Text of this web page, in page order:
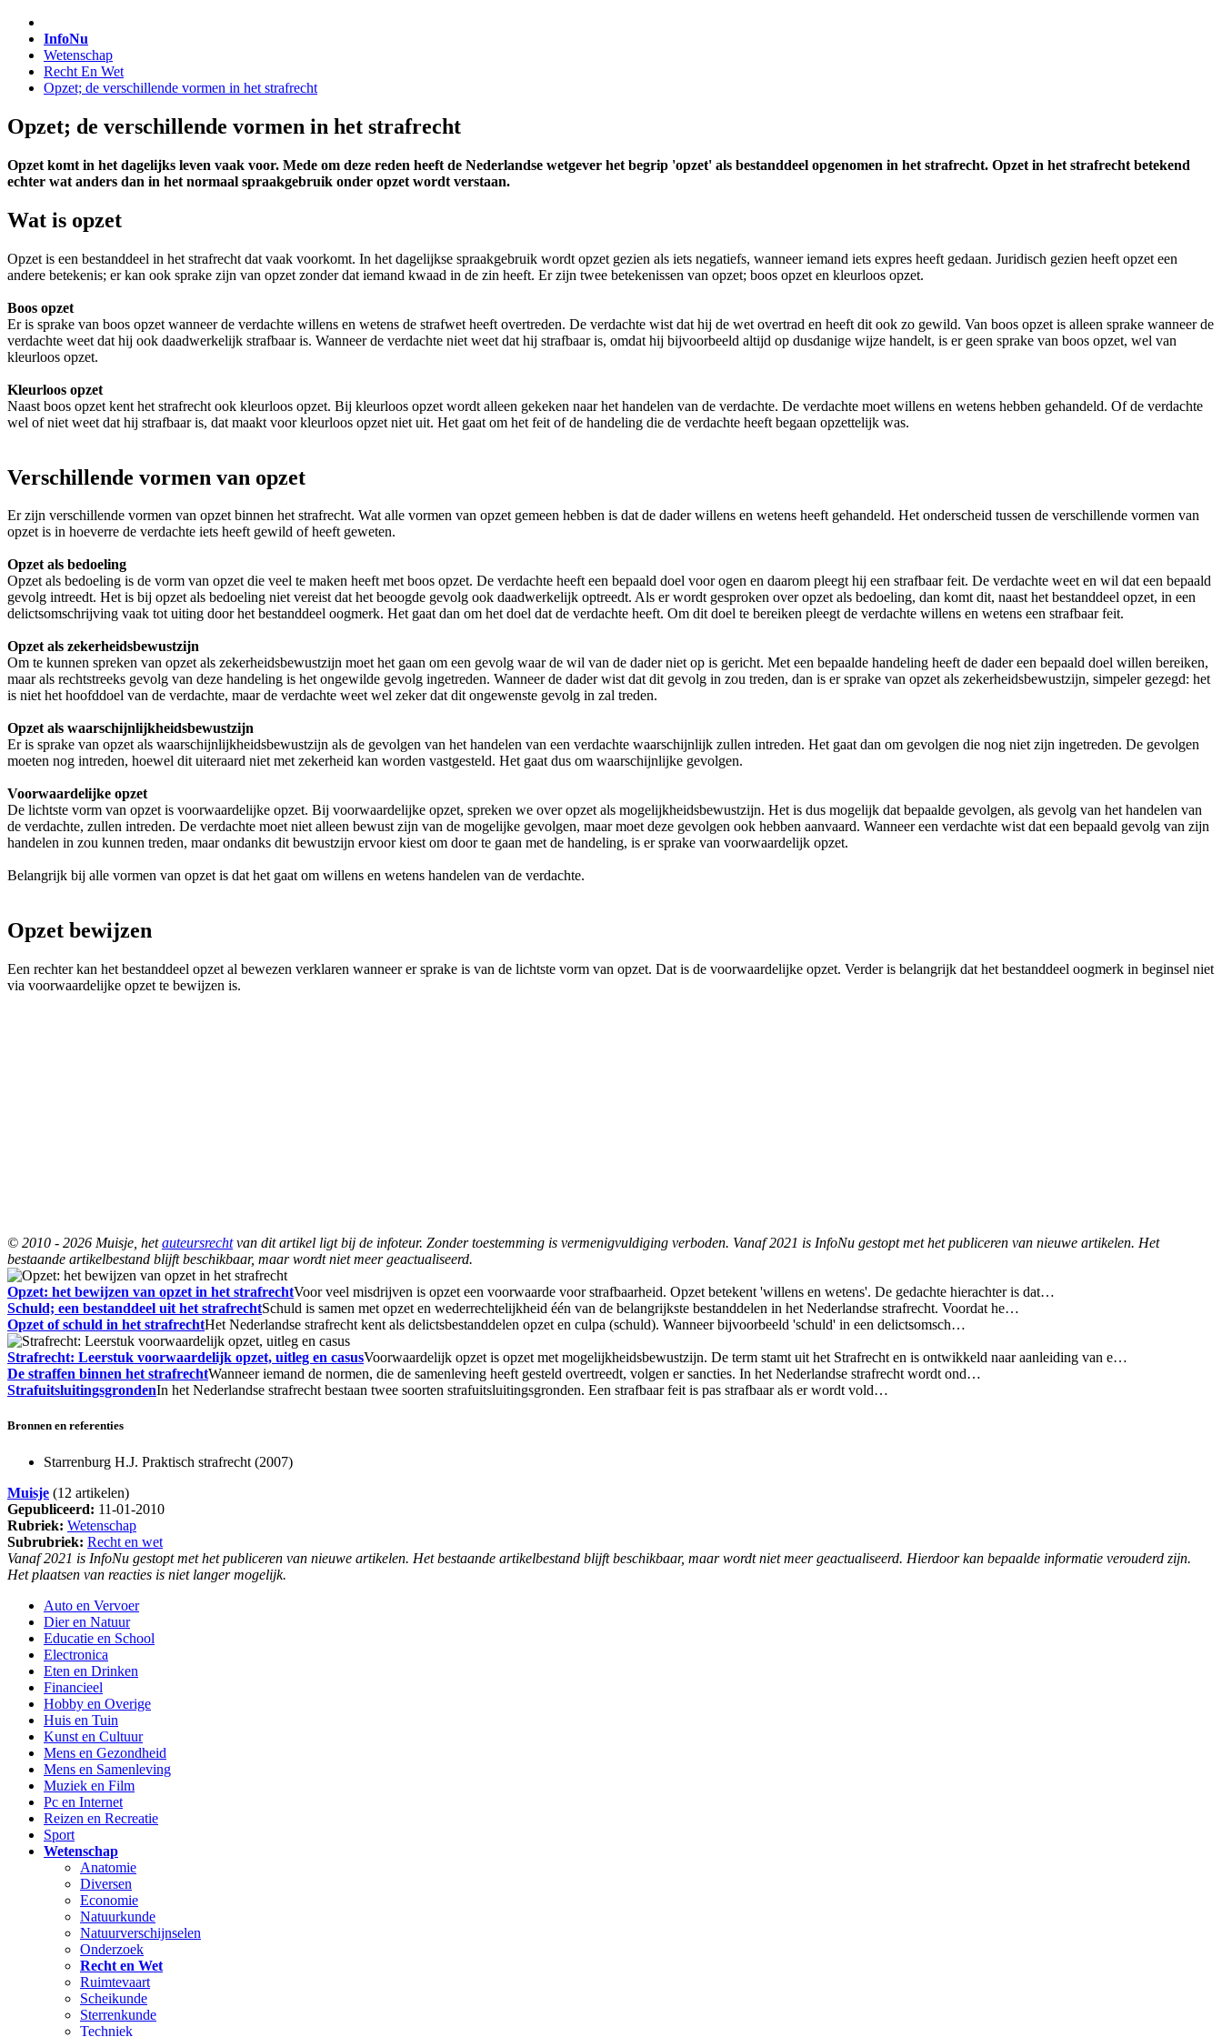
InfoNu
Wetenschap
Recht En Wet
Opzet; de verschillende vormen in het strafrecht
Opzet; de verschillende vormen in het strafrecht
Opzet komt in het dagelijks leven vaak voor. Mede om deze reden heeft de Nederlandse wetgever het begrip 'opzet' als bestanddeel opgenomen in het strafrecht. Opzet in het strafrecht betekend
echter wat anders dan in het normaal spraakgebruik onder opzet wordt verstaan.
Wat is opzet
Opzet is een bestanddeel in het strafrecht dat vaak voorkomt. In het dagelijkse spraakgebruik wordt opzet gezien als iets negatiefs, wanneer iemand iets expres heeft gedaan. Juridisch gezien heeft opzet een
andere betekenis; er kan ook sprake zijn van opzet zonder dat iemand kwaad in de zin heeft. Er zijn twee betekenissen van opzet; boos opzet en kleurloos opzet.
Boos opzet
Er is sprake van boos opzet wanneer de verdachte willens en wetens de strafwet heeft overtreden. De verdachte wist dat hij de wet overtrad en heeft dit ook zo gewild. Van boos opzet is alleen sprake wanneer de
verdachte weet dat hij ook daadwerkelijk strafbaar is. Wanneer de verdachte niet weet dat hij strafbaar is, omdat hij bijvoorbeeld altijd op dusdanige wijze handelt, is er geen sprake van boos opzet, wel van
kleurloos opzet.
Kleurloos opzet
Naast boos opzet kent het strafrecht ook kleurloos opzet. Bij kleurloos opzet wordt alleen gekeken naar het handelen van de verdachte. De verdachte moet willens en wetens hebben gehandeld. Of de verdachte
wel of niet weet dat hij strafbaar is, dat maakt voor kleurloos opzet niet uit. Het gaat om het feit of de handeling die de verdachte heeft begaan opzettelijk was.
Verschillende vormen van opzet
Er zijn verschillende vormen van opzet binnen het strafrecht. Wat alle vormen van opzet gemeen hebben is dat de dader willens en wetens heeft gehandeld. Het onderscheid tussen de verschillende vormen van
opzet is in hoeverre de verdachte iets heeft gewild of heeft geweten.
Opzet als bedoeling
Opzet als bedoeling is de vorm van opzet die veel te maken heeft met boos opzet. De verdachte heeft een bepaald doel voor ogen en daarom pleegt hij een strafbaar feit. De verdachte weet en wil dat een bepaald
gevolg intreedt. Het is bij opzet als bedoeling niet vereist dat het beoogde gevolg ook daadwerkelijk optreedt. Als er wordt gesproken over opzet als bedoeling, dan komt dit, naast het bestanddeel opzet, in een
delictsomschrijving vaak tot uiting door het bestanddeel oogmerk. Het gaat dan om het doel dat de verdachte heeft. Om dit doel te bereiken pleegt de verdachte willens en wetens een strafbaar feit.
Opzet als zekerheidsbewustzijn
Om te kunnen spreken van opzet als zekerheidsbewustzijn moet het gaan om een gevolg waar de wil van de dader niet op is gericht. Met een bepaalde handeling heeft de dader een bepaald doel willen bereiken,
maar als rechtstreeks gevolg van deze handeling is het ongewilde gevolg ingetreden. Wanneer de dader wist dat dit gevolg in zou treden, dan is er sprake van opzet als zekerheidsbewustzijn, simpeler gezegd: het
is niet het hoofddoel van de verdachte, maar de verdachte weet wel zeker dat dit ongewenste gevolg in zal treden.
Opzet als waarschijnlijkheidsbewustzijn
Er is sprake van opzet als waarschijnlijkheidsbewustzijn als de gevolgen van het handelen van een verdachte waarschijnlijk zullen intreden. Het gaat dan om gevolgen die nog niet zijn ingetreden. De gevolgen
moeten nog intreden, hoewel dit uiteraard niet met zekerheid kan worden vastgesteld. Het gaat dus om waarschijnlijke gevolgen.
Voorwaardelijke opzet
De lichtste vorm van opzet is voorwaardelijke opzet. Bij voorwaardelijke opzet, spreken we over opzet als mogelijkheidsbewustzijn. Het is dus mogelijk dat bepaalde gevolgen, als gevolg van het handelen van
de verdachte, zullen intreden. De verdachte moet niet alleen bewust zijn van de mogelijke gevolgen, maar moet deze gevolgen ook hebben aanvaard. Wanneer een verdachte wist dat een bepaald gevolg van zijn
handelen in zou kunnen treden, maar ondanks dit bewustzijn ervoor kiest om door te gaan met de handeling, is er sprake van voorwaardelijk opzet.
Belangrijk bij alle vormen van opzet is dat het gaat om willens en wetens handelen van de verdachte.
Opzet bewijzen
Een rechter kan het bestanddeel opzet al bewezen verklaren wanneer er sprake is van de lichtste vorm van opzet. Dat is de voorwaardelijke opzet. Verder is belangrijk dat het bestanddeel oogmerk in beginsel niet
via voorwaardelijke opzet te bewijzen is.
© 2010 - 2026 Muisje, hetauteursrechtvan dit artikel ligt bij de infoteur. Zonder toestemming is vermenigvuldiging verboden. Vanaf 2021 is InfoNu gestopt met het publiceren van nieuwe artikelen. Het
bestaande artikelbestand blijft beschikbaar, maar wordt niet meer geactualiseerd.
Opzet: het bewijzen van opzet in het strafrechtVoor veel misdrijven is opzet een voorwaarde voor strafbaarheid. Opzet betekent 'willens en wetens'. De gedachte hierachter is dat…
Schuld; een bestanddeel uit het strafrechtSchuld is samen met opzet en wederrechtelijkheid één van de belangrijkste bestanddelen in het Nederlandse strafrecht. Voordat he…
Opzet of schuld in het strafrechtHet Nederlandse strafrecht kent als delictsbestanddelen opzet en culpa (schuld). Wanneer bijvoorbeeld 'schuld' in een delictsomsch…
Strafrecht: Leerstuk voorwaardelijk opzet, uitleg en casusVoorwaardelijk opzet is opzet met mogelijkheidsbewustzijn. De term stamt uit het Strafrecht en is ontwikkeld naar aanleiding van e…
De straffen binnen het strafrechtWanneer iemand de normen, die de samenleving heeft gesteld overtreedt, volgen er sancties. In het Nederlandse strafrecht wordt ond…
StrafuitsluitingsgrondenIn het Nederlandse strafrecht bestaan twee soorten strafuitsluitingsgronden. Een strafbaar feit is pas strafbaar als er wordt vold…
Bronnen en referenties
Starrenburg H.J. Praktisch strafrecht (2007)
Muisje (12 artikelen)
Gepubliceerd: 11-01-2010
Rubriek: Wetenschap
Subrubriek: Recht en wet
Vanaf 2021 is InfoNu gestopt met het publiceren van nieuwe artikelen. Het bestaande artikelbestand blijft beschikbaar, maar wordt niet meer geactualiseerd. Hierdoor kan bepaalde informatie verouderd zijn.
Het plaatsen van reacties is niet langer mogelijk.
Auto en Vervoer
Dier en Natuur
Educatie en School
Electronica
Eten en Drinken
Financieel
Hobby en Overige
Huis en Tuin
Kunst en Cultuur
Mens en Gezondheid
Mens en Samenleving
Muziek en Film
Pc en Internet
Reizen en Recreatie
Sport
Wetenschap
Anatomie
Diversen
Economie
Natuurkunde
Natuurverschijnselen
Onderzoek
Recht en Wet
Ruimtevaart
Scheikunde
Sterrenkunde
Techniek